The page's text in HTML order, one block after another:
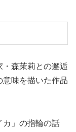
森茉莉との邂逅
意味を描いた作品
カ」の指輪の話